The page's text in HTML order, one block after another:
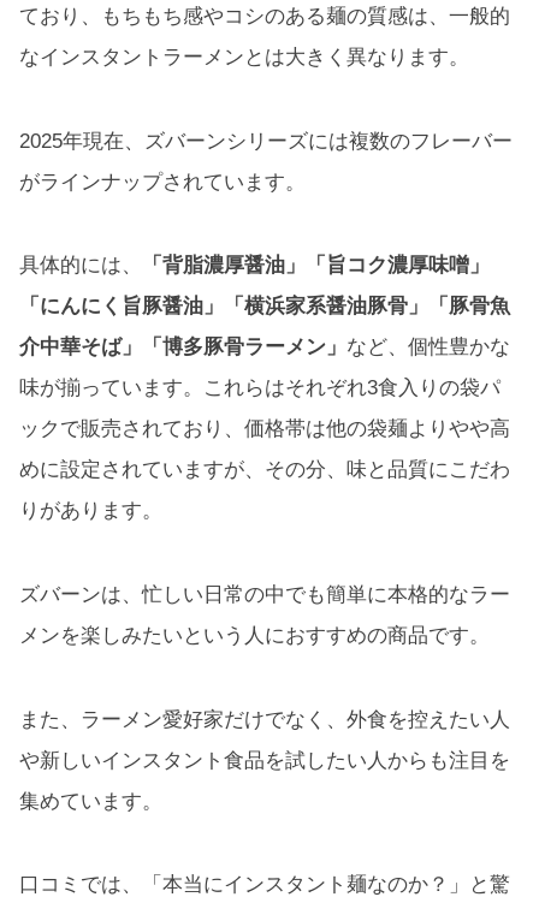
ており、もちもち感やコシのある麺の質感は、一般的
なインスタントラーメンとは大きく異なります。
2025年現在、ズバーンシリーズには複数のフレーバー
がラインナップされています。
具体的には、
「背脂濃厚醤油」「旨コク濃厚味噌」
「にんにく旨豚醤油」「横浜家系醤油豚骨」「豚骨魚
介中華そば」「博多豚骨ラーメン」 など、個性豊かな
味が揃っています。これらはそれぞれ3食入りの袋パ
ックで販売されており、価格帯は他の袋麺よりやや高
めに設定されていますが、その分、味と品質にこだわ
りがあります。
ズバーンは、忙しい日常の中でも簡単に本格的なラー
メンを楽しみたいという人におすすめの商品です。
また、ラーメン愛好家だけでなく、外食を控えたい人
や新しいインスタント食品を試したい人からも注目を
集めています。
口コミでは、「本当にインスタント麺なのか？」と驚